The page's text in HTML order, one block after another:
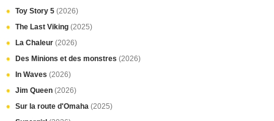
Toy Story 5 (2026)
The Last Viking (2025)
La Chaleur (2026)
Des Minions et des monstres (2026)
In Waves (2026)
Jim Queen (2026)
Sur la route d'Omaha (2025)